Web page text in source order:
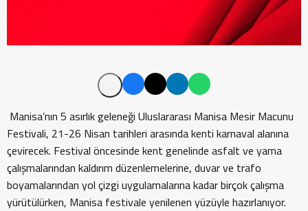
Manisa’nın 5 asırlık geleneği Uluslararası Manisa Mesir Macunu
Festivali, 21-26 Nisan tarihleri arasında kenti karnaval alanına
çevirecek. Festival öncesinde kent genelinde asfalt ve yama
çalışmalarından kaldırım düzenlemelerine, duvar ve trafo
boyamalarından yol çizgi uygulamalarına kadar birçok çalışma
yürütülürken, Manisa festivale yenilenen yüzüyle hazırlanıyor.